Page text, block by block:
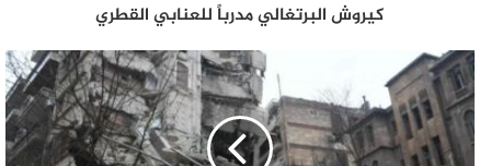
كيروش البرتغالي مدرباً للعنابي القطري